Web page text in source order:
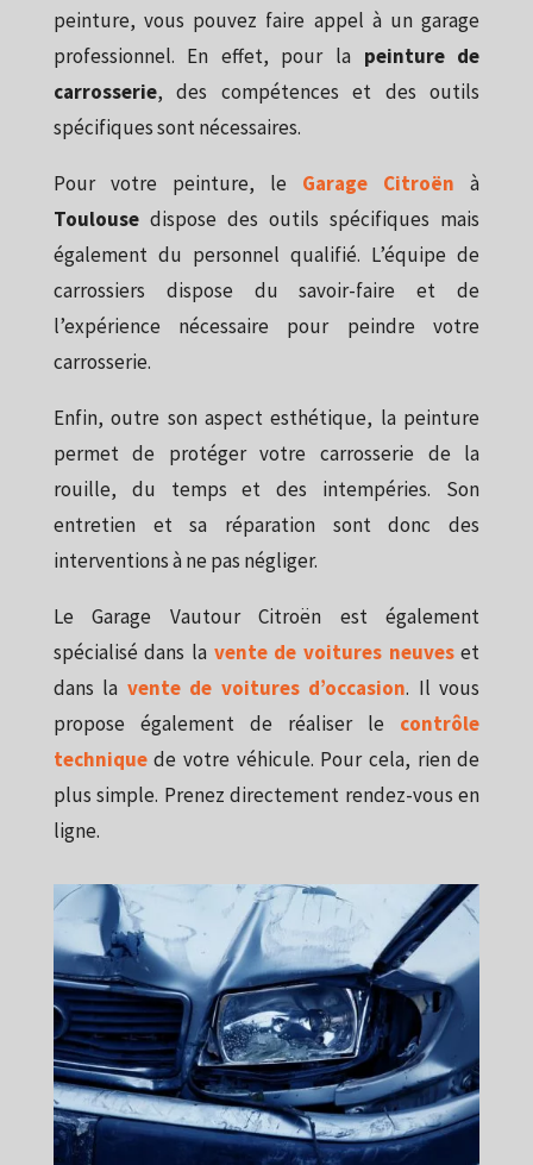
peinture, vous pouvez faire appel à un garage
professionnel. En effet, pour la peinture de
carrosserie, des compétences et des outils
spécifiques sont nécessaires.
Pour votre peinture, le Garage Citroën à
Toulouse dispose des outils spécifiques mais
également du personnel qualifié. L’équipe de
carrossiers dispose du savoir-faire et de
l’expérience nécessaire pour peindre votre
carrosserie.
Enfin, outre son aspect esthétique, la peinture
permet de protéger votre carrosserie de la
rouille, du temps et des intempéries. Son
entretien et sa réparation sont donc des
interventions à ne pas négliger.
Le Garage Vautour Citroën est également
spécialisé dans la vente de voitures neuveset
dans la vente de voitures d’occasion. Il vous
propose également de réaliser le contrôle
techniquede votre véhicule. Pour cela, rien de
plus simple. Prenez directement rendez-vous en
ligne.